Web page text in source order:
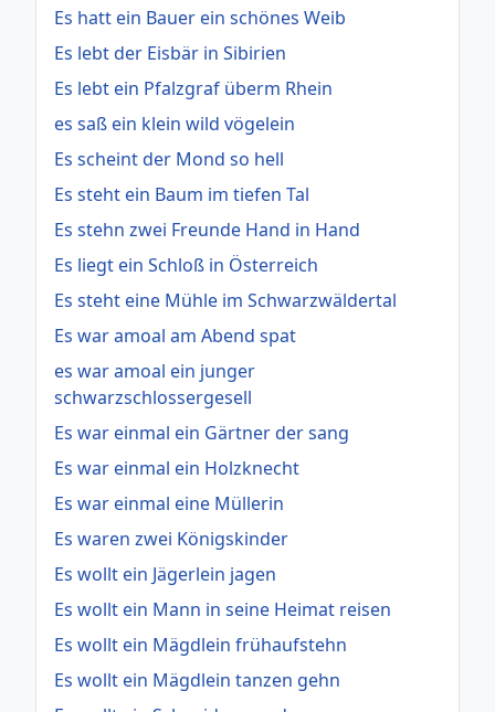
Es hatt ein Bauer ein schönes Weib
Es lebt der Eisbär in Sibirien
Es lebt ein Pfalzgraf überm Rhein
es saß ein klein wild vögelein
Es scheint der Mond so hell
Es steht ein Baum im tiefen Tal
Es stehn zwei Freunde Hand in Hand
Es liegt ein Schloß in Österreich
Es steht eine Mühle im Schwarzwäldertal
Es war amoal am Abend spat
es war amoal ein junger
schwarzschlossergesell
Es war einmal ein Gärtner der sang
Es war einmal ein Holzknecht
Es war einmal eine Müllerin
Es waren zwei Königskinder
Es wollt ein Jägerlein jagen
Es wollt ein Mann in seine Heimat reisen
Es wollt ein Mägdlein frühaufstehn
Es wollt ein Mägdlein tanzen gehn